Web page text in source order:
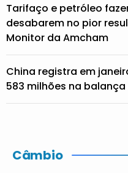
Tarifaço e petróleo
desabarem no pior
Monitor da Amcham
China registra em
583 milhões na
Câmbio